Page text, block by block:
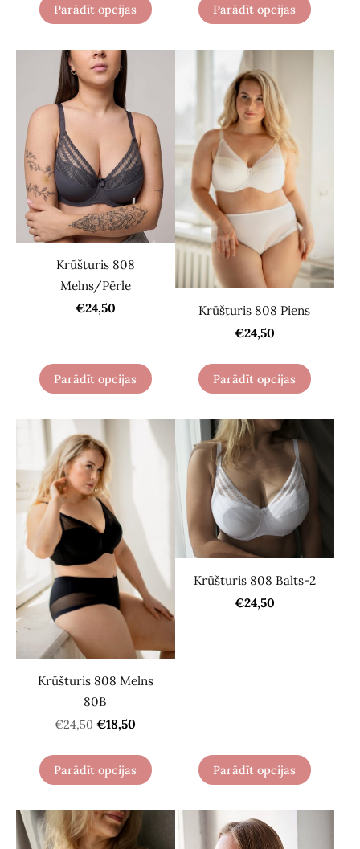
Parādīt opcijas Parādīt opcijas
Krūšturis 808
Melns/Pērle
€24,50
Parādīt opcijas
Krūšturis 808 Piens
€24,50
Parādīt opcijas
Krūšturis 808 Melns
80B
€24,50 €18,50
Parādīt opcijas
Krūšturis 808 Balts-2
€24,50
Parādīt opcijas